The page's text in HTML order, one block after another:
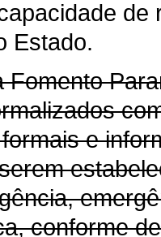
Estado.
Fomento
e
conforme